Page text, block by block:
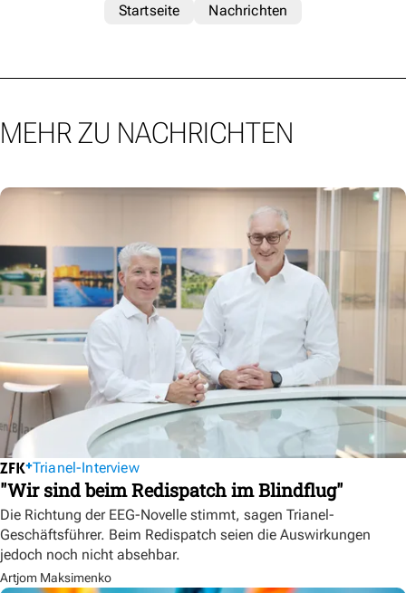
Startseite
Nachrichten
MEHR ZU NACHRICHTEN
Trianel-Interview
"Wir sind beim Redispatch im Blindflug"
Die Richtung der EEG-Novelle stimmt, sagen Trianel-
Geschäftsführer. Beim Redispatch seien die Auswirkungen
jedoch noch nicht absehbar.
Artjom Maksimenko